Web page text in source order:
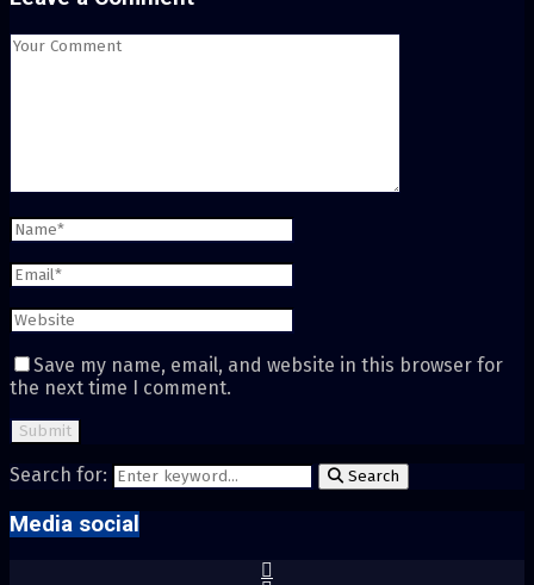
Save my name, email, and website in this browser for
the next time I comment.
Search for: Search
Media social